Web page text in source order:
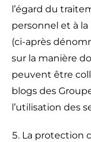
l’égard du
personnel et à
(ci-après
sur la manière
peuvent être
blogs des
l’utilisation des
La protection